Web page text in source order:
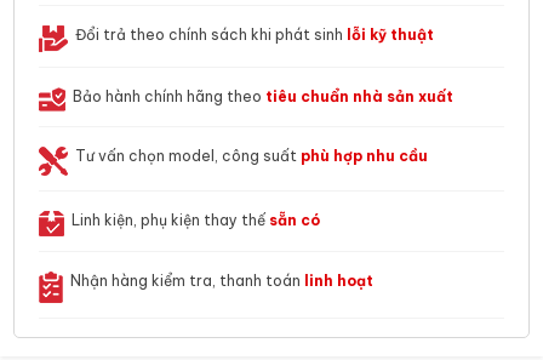
Đổi trả theo chính sách khi phát sinh lỗi kỹ thuật
Bảo hành chính hãng theo tiêu chuẩn nhà sản xuất
Tư vấn chọn model, công suất phù hợp nhu cầu
Linh kiện, phụ kiện thay thế sẵn có
Nhận hàng kiểm tra, thanh toán linh hoạt